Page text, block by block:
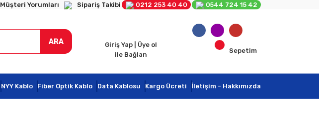
Müşteri Yorumları Sipariş Takibi 0212 253 40 40 0544 724 15 42
ARA
Giriş Yap | Üye ol
ile Bağlan
Sepetim
NYY Kablo Fiber Optik Kablo Data Kablosu Kargo Ücreti İletişim - Hakkımızda